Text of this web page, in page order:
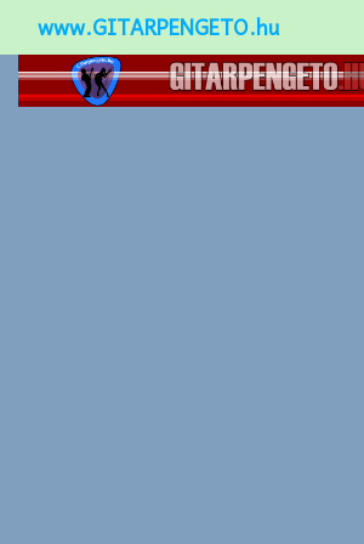
www.GITARPENGETO.hu
Népszerű-